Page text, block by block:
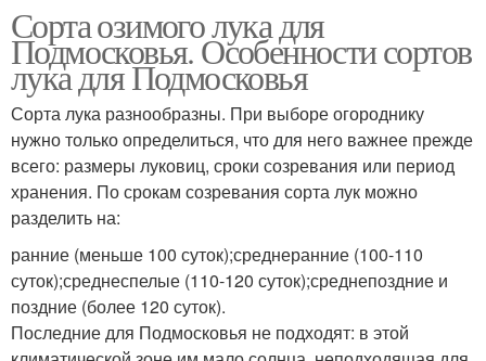
Сорта озимого лука для
Подмосковья. Особенности сортов
лука для Подмосковья
Сорта лука разнообразны. При выборе огороднику
нужно только определиться, что для него важнее прежде
всего: размеры луковиц, сроки созревания или период
хранения. По срокам созревания сорта лук можно
разделить на:
ранние (меньше 100 суток);среднеранние (100-110
суток);среднеспелые (110-120 суток);среднепоздние и
поздние (более 120 суток).
Последние для Подмосковья не подходят: в этой